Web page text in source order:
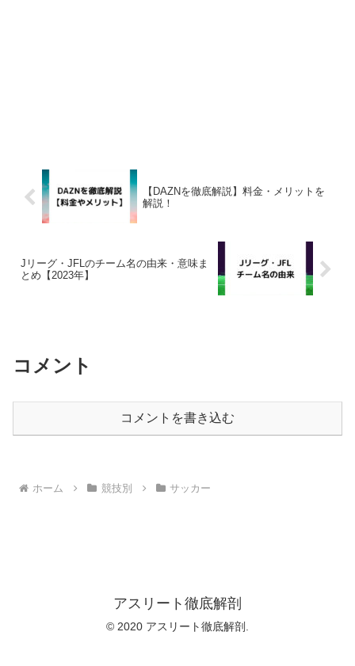
【DAZNを徹底解説】料金・メリットを
解説！
Jリーグ・JFLのチーム名の由来・意味ま
とめ【2023年】
コメント
コメントを書き込む
ホーム 競技別 サッカー
アスリート徹底解剖
© 2020 アスリート徹底解剖.